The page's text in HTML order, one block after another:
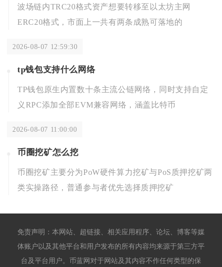
波场链内TRC20格式资产想要转移至以太坊主网
ERC20格式，市面上一共有两条成熟可落地的
2026-08-07 12:59:30
tp钱包支持什么网络
TP钱包原生内置数十条主流公链网络，同时支持自定
义RPC添加全部EVM兼容网络，涵盖比特币
2026-08-07 11:00:00
币圈挖矿怎么挖
币圈挖矿主要分为PoW硬件算力挖矿与PoS质押挖矿两
类实操路径，普通参与者优先选择质押挖矿
免责声明：本网站、超链接、相关应用程序、论坛、博客等媒
体账户以及其他平台和用户发布的所有内容均来源于第三方平
台及平台用户。币蓝网对于网站及其内容不作任何类型的保